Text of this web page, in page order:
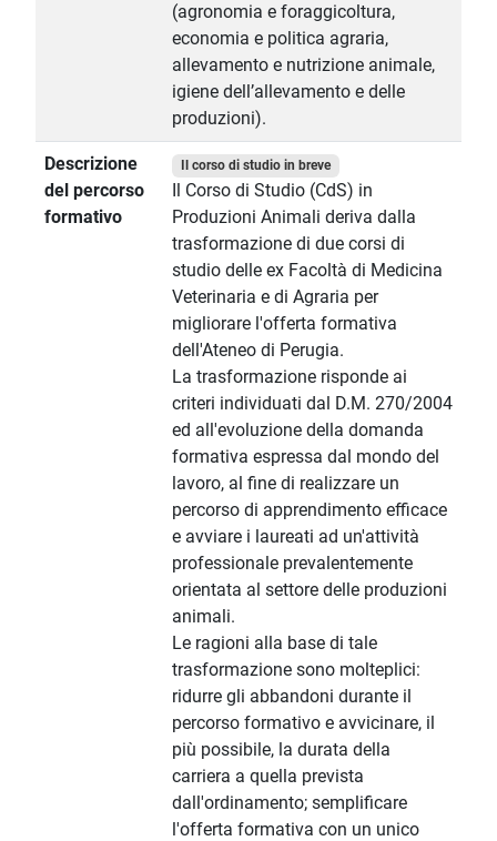
(agronomia e foraggicoltura,
economia e politica agraria,
allevamento e nutrizione animale,
igiene dell’allevamento e delle
produzioni).
Descrizione
del percorso
formativo
Il corso di studio in breve
Il Corso di Studio (CdS) in
Produzioni Animali deriva dalla
trasformazione di due corsi di
studio delle ex Facoltà di Medicina
Veterinaria e di Agraria per
migliorare l'offerta formativa
dell'Ateneo di Perugia.
La trasformazione risponde ai
criteri individuati dal D.M. 270/2004
ed all'evoluzione della domanda
formativa espressa dal mondo del
lavoro, al fine di realizzare un
percorso di apprendimento efficace
e avviare i laureati ad un'attività
professionale prevalentemente
orientata al settore delle produzioni
animali.
Le ragioni alla base di tale
trasformazione sono molteplici:
ridurre gli abbandoni durante il
percorso formativo e avvicinare, il
più possibile, la durata della
carriera a quella prevista
dall'ordinamento; semplificare
l'offerta formativa con un unico